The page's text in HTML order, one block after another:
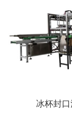
冰杯封